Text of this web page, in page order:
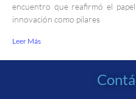
encuentro que reafirmó el
innovación como pilares
Leer Más